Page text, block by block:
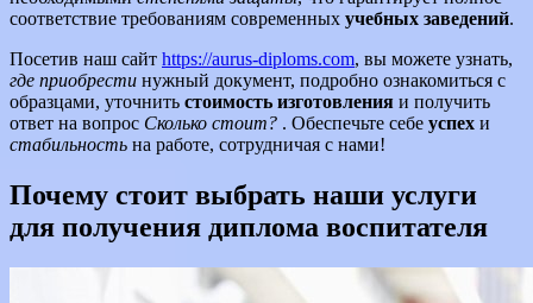
соответствие требованиям современных учебных заведений.
Посетив наш сайт https://aurus-diploms.com, вы можете узнать,
где приобрести нужный документ, подробно ознакомиться с
образцами, уточнить стоимость изготовления и получить
ответ на вопрос Сколько стоит? . Обеспечьте себе успех и
стабильность на работе, сотрудничая с нами!
Почему стоит выбрать наши услуги
для получения диплома воспитателя